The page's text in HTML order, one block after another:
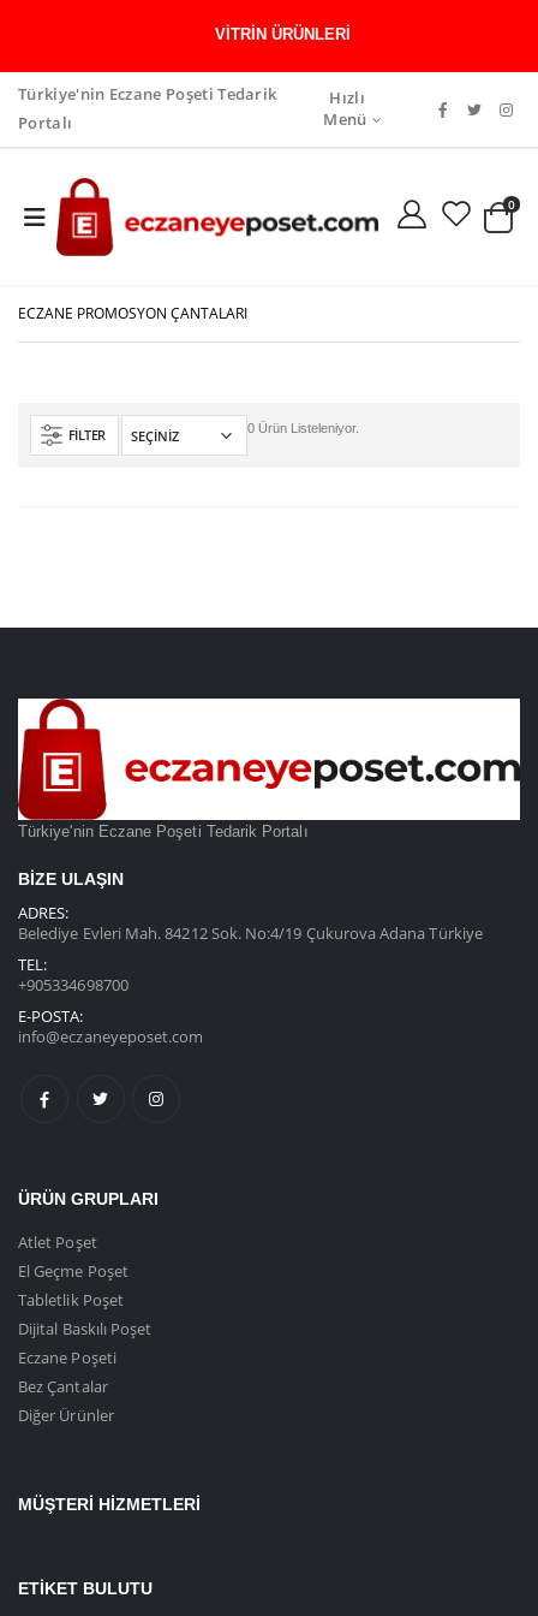
VITRIN ÜRÜNLERI
Türkiye'nin Eczane Poşeti Tedarik
Portalı
Hızlı
Menü
0
ECZANE PROMOSYON ÇANTALARI
FILTER 0 Ürün Listeleniyor.
Türkiye'nin Eczane Poşeti Tedarik Portalı
BIZE ULAŞIN
ADRES:
Belediye Evleri Mah. 84212 Sok. No:4/19 Çukurova Adana Türkiye
TEL:
+905334698700
E-POSTA:
info@eczaneyeposet.com
ÜRÜN GRUPLARI
Atlet Poşet
El Geçme Poşet
Tabletlik Poşet
Dijital Baskılı Poşet
Eczane Poşeti
Bez Çantalar
Diğer Ürünler
MÜŞTERI HIZMETLERI
ETIKET BULUTU